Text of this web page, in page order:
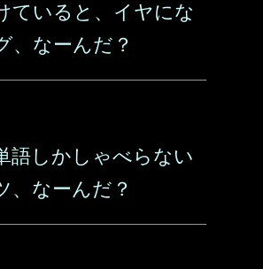
ていると、イヤにな
、なーんだ？
語しかしゃべらない
、なーんだ？